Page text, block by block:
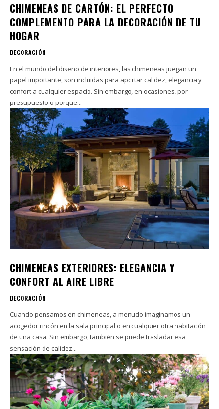
CHIMENEAS DE CARTÓN: EL PERFECTO
COMPLEMENTO PARA LA DECORACIÓN DE TU
HOGAR
DECORACIÓN
En el mundo del diseño de interiores, las chimeneas juegan un
papel importante, son incluidas para aportar calidez, elegancia y
confort a cualquier espacio. Sin embargo, en ocasiones, por
presupuesto o porque...
CHIMENEAS EXTERIORES: ELEGANCIA Y
CONFORT AL AIRE LIBRE
DECORACIÓN
Cuando pensamos en chimeneas, a menudo imaginamos un
acogedor rincón en la sala principal o en cualquier otra habitación
de una casa. Sin embargo, también se puede trasladar esa
sensación de calidez...